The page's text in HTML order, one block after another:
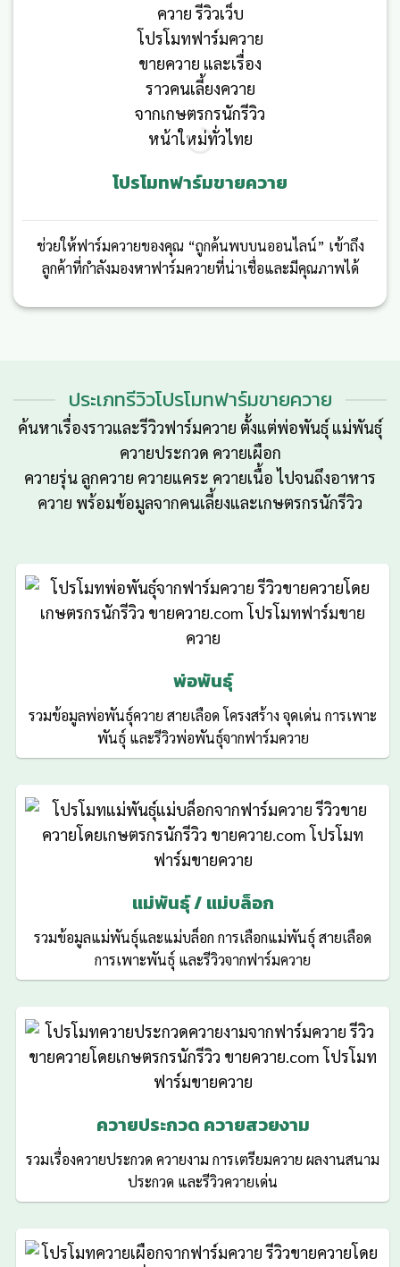
โปรโมทฟาร์มขายควาย
ช่วยให้ฟาร์มควายของคุณ “ถูกค้นพบบนออนไลน์” เข้าถึง
ลูกค้าที่กำลังมองหาฟาร์มควายที่น่าเชื่อและมีคุณภาพได้
ประเภทรีวิวโปรโมทฟาร์มขายควาย
ค้นหาเรื่องราวและรีวิวฟาร์มควาย ตั้งแต่พ่อพันธุ์ แม่พันธุ์
ควายประกวด ควายเผือก
ควายรุ่น ลูกควาย ควายแคระ ควายเนื้อ ไปจนถึงอาหาร
ควาย พร้อมข้อมูลจากคนเลี้ยงและเกษตรกรนักรีวิว
พ่อพันธุ์
รวมข้อมูลพ่อพันธุ์ควาย สายเลือด โครงสร้าง จุดเด่น การเพาะ
พันธุ์ และรีวิวพ่อพันธุ์จากฟาร์มควาย
แม่พันธุ์ / แม่บล็อก
รวมข้อมูลแม่พันธุ์และแม่บล็อก การเลือกแม่พันธุ์ สายเลือด
การเพาะพันธุ์ และรีวิวจากฟาร์มควาย
ควายประกวด ควายสวยงาม
รวมเรื่องควายประกวด ควายงาม การเตรียมควาย ผลงานสนาม
ประกวด และรีวิวควายเด่น